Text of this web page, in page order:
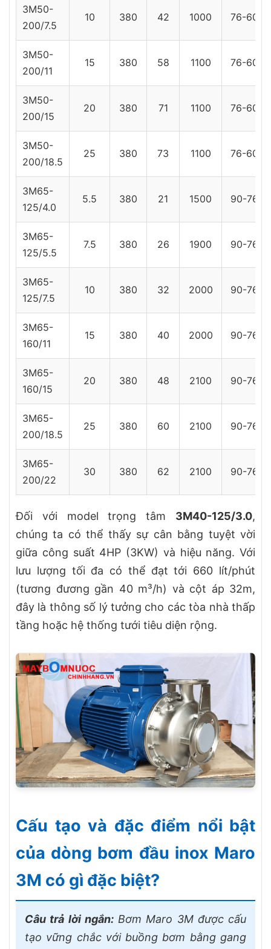
3M50-
200/7.5
10 380 42 1000 76-60
3M50-
200/11
15 380 58 1100 76-60
3M50-
200/15
20 380 71 1100 76-60
3M50-
200/18.5
25 380 73 1100 76-60
3M65-
125/4.0
5.5 380 21 1500 90-76
3M65-
125/5.5
7.5 380 26 1900 90-76
3M65-
125/7.5
10 380 32 2000 90-76
3M65-
160/11
15 380 40 2000 90-76
3M65-
160/15
20 380 48 2100 90-76
3M65-
200/18.5
25 380 60 2100 90-76
3M65-
200/22
30 380 62 2100 90-76
Đối với model trọng tâm 3M40-125/3.0,
chúng ta có thể thấy sự cân bằng tuyệt vời
giữa công suất 4HP (3KW) và hiệu năng. Với
lưu lượng tối đa có thể đạt tới 660 lít/phút
(tương đương gần 40 m³/h) và cột áp 32m,
đây là thông số lý tưởng cho các tòa nhà thấp
tầng hoặc hệ thống tưới tiêu diện rộng.
Cấu tạo và đặc điểm nổi bật
của dòng bơm đầu inox Maro
3M có gì đặc biệt?
Câu trả lời ngắn:Bơm Maro 3M được cấu
tạo vững chắc với buồng bơm bằng gang